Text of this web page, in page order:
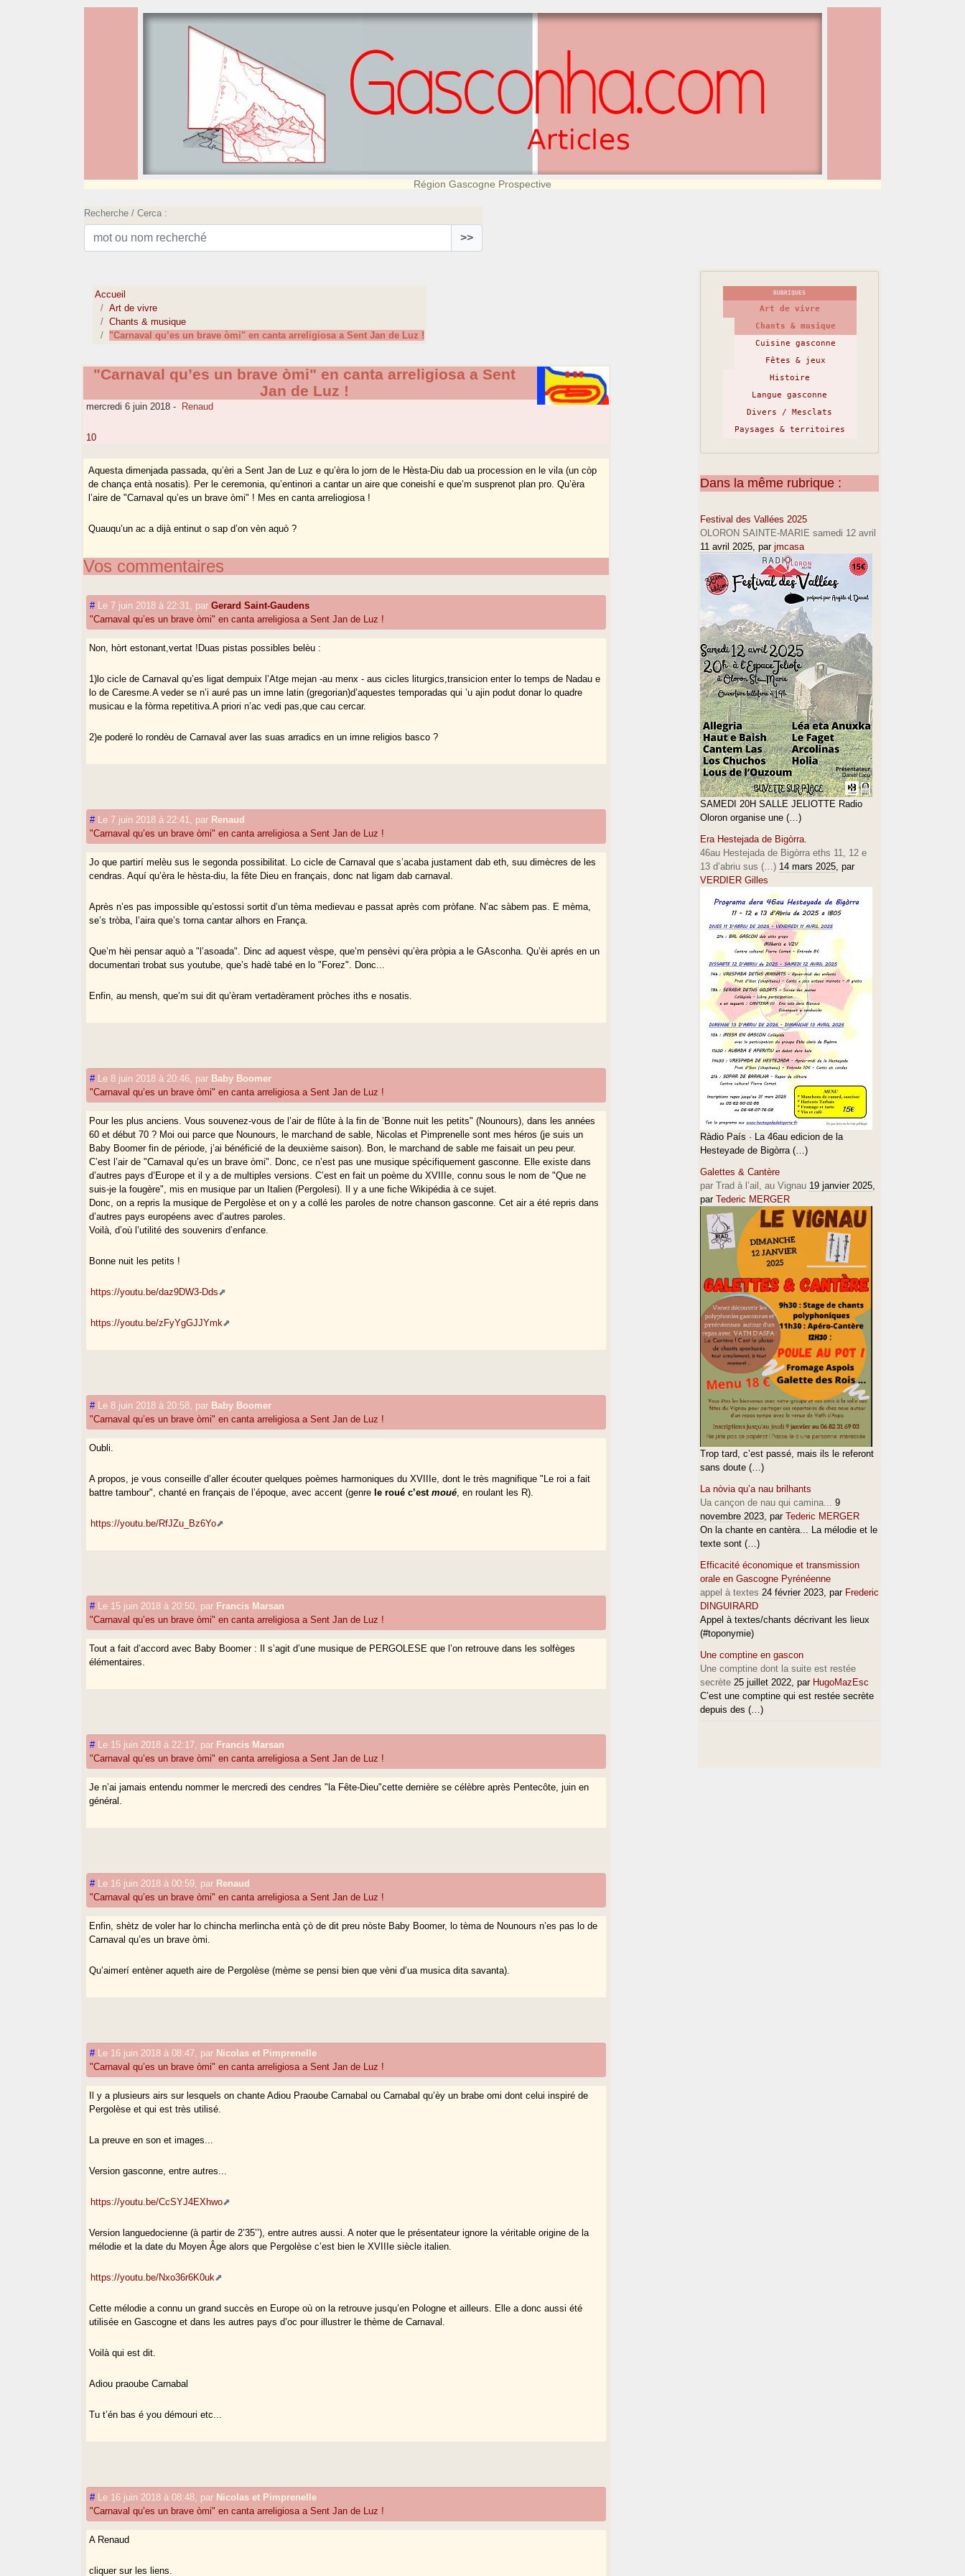
Région Gascogne Prospective
Recherche / Cerca :
>>
Accueil
Art de vivre
Chants & musique
"Carnaval qu’es un brave òmi" en canta arreligiosa a Sent Jan de Luz !
"Carnaval qu’es un brave òmi" en canta arreligiosa a Sent
Jan de Luz !
mercredi 6 juin 2018 - Renaud
10
Aquesta dimenjada passada, qu’èri a Sent Jan de Luz e qu’èra lo jorn de le Hèsta-Diu dab ua procession en le vila (un còp
de chança entà nosatis). Per le ceremonia, qu’entinori a cantar un aire que coneishí e que’m susprenot plan pro. Qu’èra
l’aire de "Carnaval qu’es un brave òmi" ! Mes en canta arreliogiosa !
Quauqu’un ac a dijà entinut o sap d’on vèn aquò ?
Vos commentaires
# Le 7 juin 2018 à 22:31 parGerard Saint-Gaudens
"Carnaval qu’es un brave òmi" en canta arreligiosa a Sent Jan de Luz !
Non, hòrt estonant,vertat !Duas pistas possibles belèu :
1)lo cicle de Carnaval qu’es ligat dempuix l’Atge mejan -au menx - aus cicles liturgics,transicion enter lo temps de Nadau e
lo de Caresme.A veder se n’i auré pas un imne latin (gregorian)d’aquestes temporadas qui ’u ajin podut donar lo quadre
musicau e la fòrma repetitiva.A priori n’ac vedi pas,que cau cercar.
2)e poderé lo rondèu de Carnaval aver las suas arradics en un imne religios basco ?
# Le 7 juin 2018 à 22:41 par Renaud
"Carnaval qu’es un brave òmi" en canta arreligiosa a Sent Jan de Luz !
Jo que partirí melèu sus le segonda possibilitat. Lo cicle de Carnaval que s’acaba justament dab eth, suu dimècres de les
cendras. Aquí qu’èra le hèsta-diu, la fête Dieu en français, donc nat ligam dab carnaval.
Après n’es pas impossible qu’estossi sortit d’un tèma medievau e passat après com pròfane. N’ac sàbem pas. E mèma,
se’s tròba, l’aira que’s torna cantar alhors en França.
Que’m hèi pensar aquò a "l’asoada". Dinc ad aquest vèspe, que’m pensèvi qu’èra pròpia a le GAsconha. Qu’èi aprés en un
documentari trobat sus youtube, que’s hadè tabé en lo "Forez". Donc...
Enfin, au mensh, que’m sui dit qu’èram vertadèrament pròches iths e nosatis.
# Le 8 juin 2018 à 20:46 par Baby Boomer
"Carnaval qu’es un brave òmi" en canta arreligiosa a Sent Jan de Luz !
Pour les plus anciens. Vous souvenez-vous de l’air de flûte à la fin de ’Bonne nuit les petits" (Nounours), dans les années
60 et début 70 ? Moi oui parce que Nounours, le marchand de sable, Nicolas et Pimprenelle sont mes héros (je suis un
Baby Boomer fin de période, j’ai bénéficié de la deuxième saison). Bon, le marchand de sable me faisait un peu peur.
C’est l’air de "Carnaval qu’es un brave òmi". Donc, ce n’est pas une musique spécifiquement gasconne. Elle existe dans
d’autres pays d’Europe et il y a de multiples versions. C’est en fait un poème du XVIIIe, connu sous le nom de "Que ne
suis-je la fougère", mis en musique par un Italien (Pergolesi). Il y a une fiche Wikipédia à ce sujet.
Donc, on a repris la musique de Pergolèse et on y a collé les paroles de notre chanson gasconne. Cet air a été repris dans
d’autres pays européens avec d’autres paroles.
Voilà, d’où l’utilité des souvenirs d’enfance.
Bonne nuit les petits !
https://youtu.be/daz9DW3-Dds
https://youtu.be/zFyYgGJJYmk
# Le 8 juin 2018 à 20:58 par Baby Boomer
"Carnaval qu’es un brave òmi" en canta arreligiosa a Sent Jan de Luz !
Oubli.
A propos, je vous conseille d’aller écouter quelques poèmes harmoniques du XVIIIe, dont le très magnifique "Le roi a fait
battre tambour", chanté en français de l’époque, avec accent (genrele roué c’estmoué , en roulant les R).
https://youtu.be/RfJZu_Bz6Yo
# Le 15 juin 2018 à 20:50 par Francis Marsan
"Carnaval qu’es un brave òmi" en canta arreligiosa a Sent Jan de Luz !
Tout a fait d’accord avec Baby Boomer : Il s’agit d’une musique de PERGOLESE que l’on retrouve dans les solfèges
élémentaires.
# Le 15 juin 2018 à 22:17 par Francis Marsan
"Carnaval qu’es un brave òmi" en canta arreligiosa a Sent Jan de Luz !
Je n’ai jamais entendu nommer le mercredi des cendres "la Fête-Dieu"cette dernière se célèbre après Pentecôte, juin en
général.
# Le 16 juin 2018 à 00:59 par Renaud
"Carnaval qu’es un brave òmi" en canta arreligiosa a Sent Jan de Luz !
Enfin, shètz de voler har lo chincha merlincha entà çò de dit preu nòste Baby Boomer, lo tèma de Nounours n’es pas lo de
Carnaval qu’es un brave òmi.
Qu’aimerí entèner aqueth aire de Pergolèse (mème se pensi bien que vèni d’ua musica dita savanta).
# Le 16 juin 2018 à 08:47 par Nicolas et Pimprenelle
"Carnaval qu’es un brave òmi" en canta arreligiosa a Sent Jan de Luz !
Il y a plusieurs airs sur lesquels on chante Adiou Praoube Carnabal ou Carnabal qu’èy un brabe omi dont celui inspiré de
Pergolèse et qui est très utilisé.
La preuve en son et images...
Version gasconne, entre autres...
https://youtu.be/CcSYJ4EXhwo
Version languedocienne (à partir de 2’35’’), entre autres aussi. A noter que le présentateur ignore la véritable origine de la
mélodie et la date du Moyen Âge alors que Pergolèse c’est bien le XVIIIe siècle italien.
https://youtu.be/Nxo36r6K0uk
Cette mélodie a connu un grand succès en Europe où on la retrouve jusqu’en Pologne et ailleurs. Elle a donc aussi été
utilisée en Gascogne et dans les autres pays d’oc pour illustrer le thème de Carnaval.
Voilà qui est dit.
Adiou praoube Carnabal
Tu t’én bas é you démouri etc...
# Le 16 juin 2018 à 08:48 par Nicolas et Pimprenelle
"Carnaval qu’es un brave òmi" en canta arreligiosa a Sent Jan de Luz !
A Renaud
cliquer sur les liens.
RUBRIQUES
Art de vivre
Chants & musique
Cuisine gasconne
Fêtes & jeux
Histoire
Langue gasconne
Divers / Mesclats
Paysages & territoires
Dans la même rubrique :
Festival des Vallées 2025
OLORON SAINTE-MARIE samedi 12 avril
11 avril 2025, par jmcasa
SAMEDI 20H SALLE JELIOTTE Radio
Oloron organise une (…)
Era Hestejada de Bigòrra.
46au Hestejada de Bigòrra eths 11, 12 e
13 d’abriu sus (…) 14 mars 2025, par
VERDIER Gilles
Ràdio País · La 46au edicion de la
Hesteyade de Bigòrra (…)
Galettes & Cantère
par Trad à l’ail, au Vignau 19 janvier 2025,
par Tederic MERGER
Trop tard, c’est passé, mais ils le referont
sans doute (…)
La nòvia qu’a nau brilhants
Ua cançon de nau qui camina... 9
novembre 2023, par Tederic MERGER
On la chante en cantèra... La mélodie et le
texte sont (…)
Efficacité économique et transmission
orale en Gascogne Pyrénéenne
appel à textes 24 février 2023, par Frederic
DINGUIRARD
Appel à textes/chants décrivant les lieux
(#toponymie)
Une comptine en gascon
Une comptine dont la suite est restée
secrète 25 juillet 2022, par HugoMazEsc
C’est une comptine qui est restée secrète
depuis des (…)